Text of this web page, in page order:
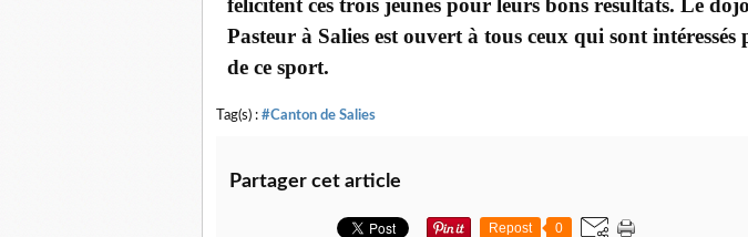
félicitent ces trois jeunes pour leurs bons résultats. Le
Pasteur à Salies est ouvert à tous ceux qui sont
de ce sport.
Tag(s) : #Canton de Salies
Partager cet article
Repost 0